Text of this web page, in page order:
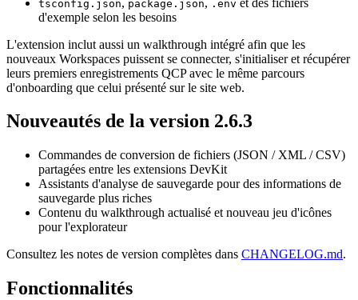
tsconfig.json package.json .env
d'exemple selon les besoins
L'extension inclut aussi un walkthrough intégré afin que les
nouveaux Workspaces puissent se connecter, s'initialiser et récupérer
leurs premiers enregistrements QCP avec le même parcours
d'onboarding que celui présenté sur le site web.
Nouveautés de la version 2.6.3
Commandes de conversion de fichiers (JSON / XML / CSV)
partagées entre les extensions DevKit
Assistants d'analyse de sauvegarde pour des informations de
sauvegarde plus riches
Contenu du walkthrough actualisé et nouveau jeu d'icônes
pour l'explorateur
Consultez les notes de version complètes dans CHANGELOG.md.
Fonctionnalités